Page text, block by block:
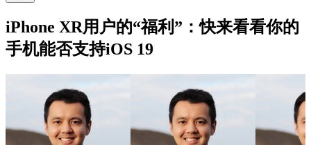
iPhone XR用户的“福利”：快来看看你的
手机能否支持iOS 19